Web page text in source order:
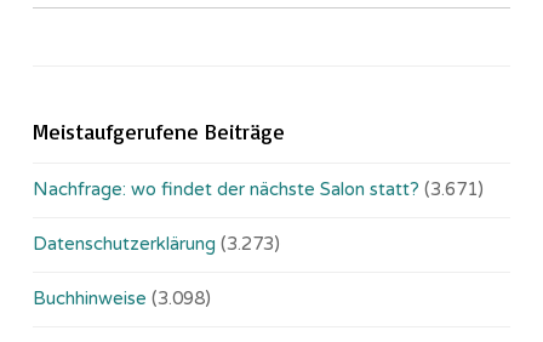
Meistaufgerufene Beiträge
Nachfrage: wo findet der nächste Salon statt? (3.671)
Datenschutzerklärung (3.273)
Buchhinweise (3.098)